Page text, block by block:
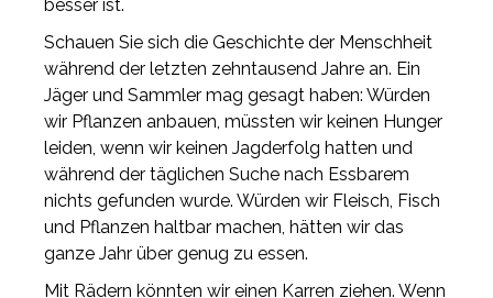
besser ist.
Schauen Sie sich die Geschichte der Menschheit
während der letzten zehntausend Jahre an. Ein
Jäger und Sammler mag gesagt haben: Würden
wir Pflanzen anbauen, müssten wir keinen Hunger
leiden, wenn wir keinen Jagderfolg hatten und
während der täglichen Suche nach Essbarem
nichts gefunden wurde. Würden wir Fleisch, Fisch
und Pflanzen haltbar machen, hätten wir das
ganze Jahr über genug zu essen.
Mit Rädern könnten wir einen Karren ziehen. Wenn